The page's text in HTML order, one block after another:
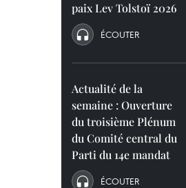
paix Lev Tolstoï 2026
ÉCOUTER
Actualité de la
semaine : Ouverture
du troisième Plénum
du Comité central du
Parti du 14e mandat
ÉCOUTER